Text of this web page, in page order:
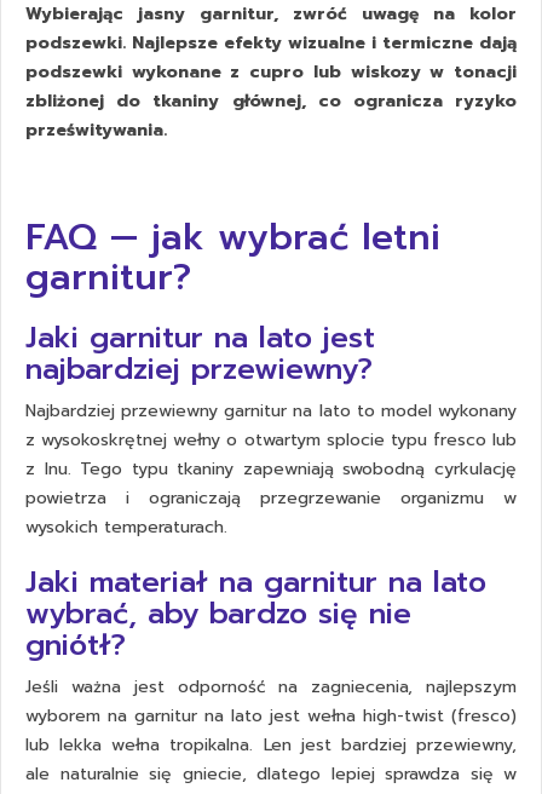
Wybierając jasny garnitur, zwróć uwagę na kolor
podszewki. Najlepsze efekty wizualne i termiczne dają
podszewki wykonane z cupro lub wiskozy w tonacji
zbliżonej do tkaniny głównej, co ogranicza ryzyko
prześwitywania.
FAQ — jak wybrać letni
garnitur?
Jaki garnitur na lato jest
najbardziej przewiewny?
Najbardziej przewiewny garnitur na lato to model wykonany
z wysokoskrętnej wełny o otwartym splocie typu fresco lub
z lnu. Tego typu tkaniny zapewniają swobodną cyrkulację
powietrza i ograniczają przegrzewanie organizmu w
wysokich temperaturach.
Jaki materiał na garnitur na lato
wybrać, aby bardzo się nie
gniótł?
Jeśli ważna jest odporność na zagniecenia, najlepszym
wyborem na garnitur na lato jest wełna high-twist (fresco)
lub lekka wełna tropikalna. Len jest bardziej przewiewny,
ale naturalnie się gniecie, dlatego lepiej sprawdza się w